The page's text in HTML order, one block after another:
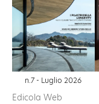
n.7 - Luglio 2026
Edicola Web